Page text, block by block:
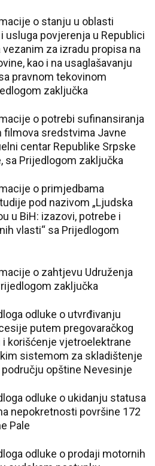
o stanju u oblasti
usluga povjerenja u Republici
za izradu propisa na
kao i na usaglašavanju
pravnom tekovinom
zaključka
o potrebi sufinansiranja
filmova sredstvima Javne
centar Republike Srpske
sa Prijedlogom zaključka
o primjedbama
pod nazivom „Ljudska
u BiH: izazovi, potrebe i
vlasti“ sa Prijedlogom
o zahtjevu Udruženja
zaključka
odluke o utvrđivanju
putem pregovaračkog
korišćenje vjetroelektrane
sistemom za skladištenje
opštine Nevesinje
odluke o ukidanju statusa
nepokretnosti površine 172
Pale
odluke o prodaji motornih